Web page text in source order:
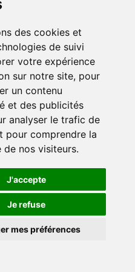
des cookies et
de suivi
votre expérience
sur notre site, pour
un contenu
et des publicités
analyser le trafic de
pour comprendre la
de nos visiteurs.
J'accepte
Je refuse
mes préférences
des cookies et
de suivi
votre expérience
sur notre site, pour
un contenu
et des publicités
analyser le trafic de
pour comprendre la
de nos visiteurs.
J'accepte
Je refuse
mes préférences